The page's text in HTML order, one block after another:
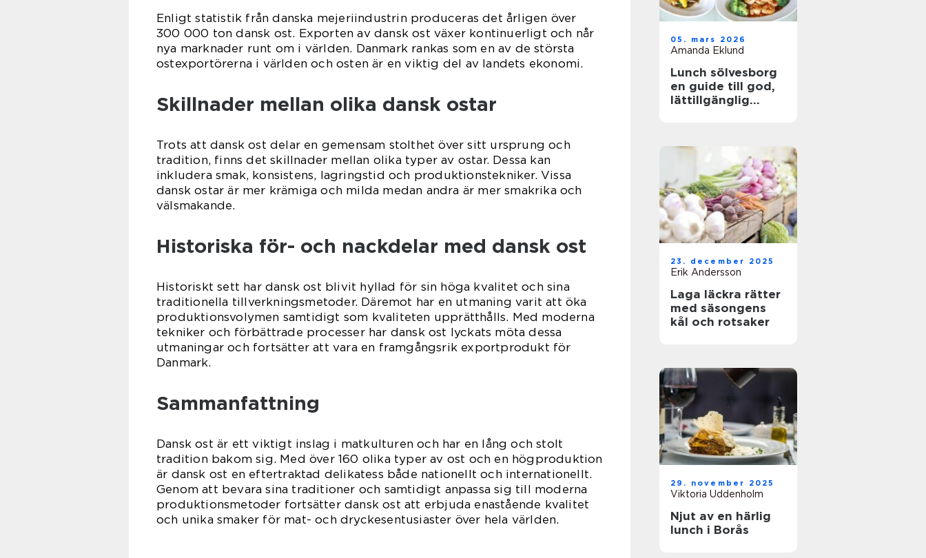
Enligt statistik från danska mejeriindustrin produceras det årligen över
300 000 ton dansk ost. Exporten av dansk ost växer kontinuerligt och når
nya marknader runt om i världen. Danmark rankas som en av de största
ostexportörerna i världen och osten är en viktig del av landets ekonomi.
Skillnader mellan olika dansk ostar
Trots att dansk ost delar en gemensam stolthet över sitt ursprung och
tradition, finns det skillnader mellan olika typer av ostar. Dessa kan
inkludera smak, konsistens, lagringstid och produktionstekniker. Vissa
dansk ostar är mer krämiga och milda medan andra är mer smakrika och
välsmakande.
Historiska för- och nackdelar med dansk ost
Historiskt sett har dansk ost blivit hyllad för sin höga kvalitet och sina
traditionella tillverkningsmetoder. Däremot har en utmaning varit att öka
produktionsvolymen samtidigt som kvaliteten upprätthålls. Med moderna
tekniker och förbättrade processer har dansk ost lyckats möta dessa
utmaningar och fortsätter att vara en framgångsrik exportprodukt för
Danmark.
Sammanfattning
Dansk ost är ett viktigt inslag i matkulturen och har en lång och stolt
tradition bakom sig. Med över 160 olika typer av ost och en högproduktion
är dansk ost en eftertraktad delikatess både nationellt och internationellt.
Genom att bevara sina traditioner och samtidigt anpassa sig till moderna
produktionsmetoder fortsätter dansk ost att erbjuda enastående kvalitet
och unika smaker för mat- och dryckesentusiaster över hela världen.
05. mars 2026
Amanda Eklund
Lunch sölvesborg
en guide till god,
lättillgänglig
23. december 2025
Erik Andersson
Laga läckra rätter
med säsongens
kål och rotsaker
29. november 2025
Viktoria Uddenholm
Njut av en härlig
lunch i Borås